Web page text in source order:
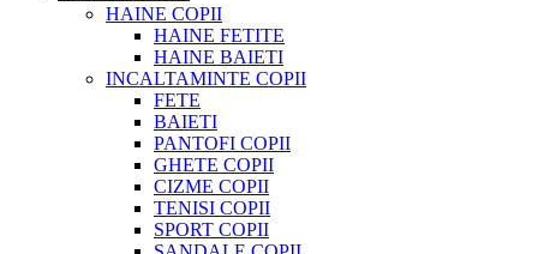
HAINE COPII
HAINE FETITE
HAINE BAIETI
INCALTAMINTE COPII
FETE
BAIETI
PANTOFI COPII
GHETE COPII
CIZME COPII
TENISI COPII
SPORT COPII